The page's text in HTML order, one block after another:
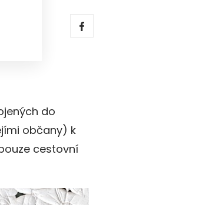
do
občany) k
cestovní